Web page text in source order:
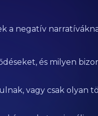
a negatív
és milyen
vagy csak olyan